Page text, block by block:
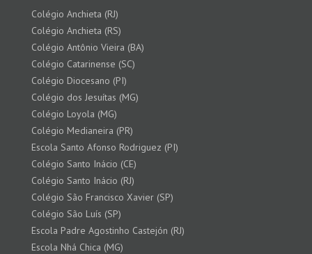
Colégio Anchieta (RJ)
Colégio Anchieta (RS)
Colégio Antônio Vieira (BA)
Colégio Catarinense (SC)
Colégio Diocesano (PI)
Colégio dos Jesuítas (MG)
Colégio Loyola (MG)
Colégio Medianeira (PR)
Escola Santo Afonso Rodriguez (PI)
Colégio Santo Inácio (CE)
Colégio Santo Inácio (RJ)
Colégio São Francisco Xavier (SP)
Colégio São Luís (SP)
Escola Padre Agostinho Castejón (RJ)
Escola Nhá Chica (MG)